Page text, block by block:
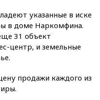
указанные в иске
в доме Наркомфина.
31 объект
центр, и земельные
продажи каждого из